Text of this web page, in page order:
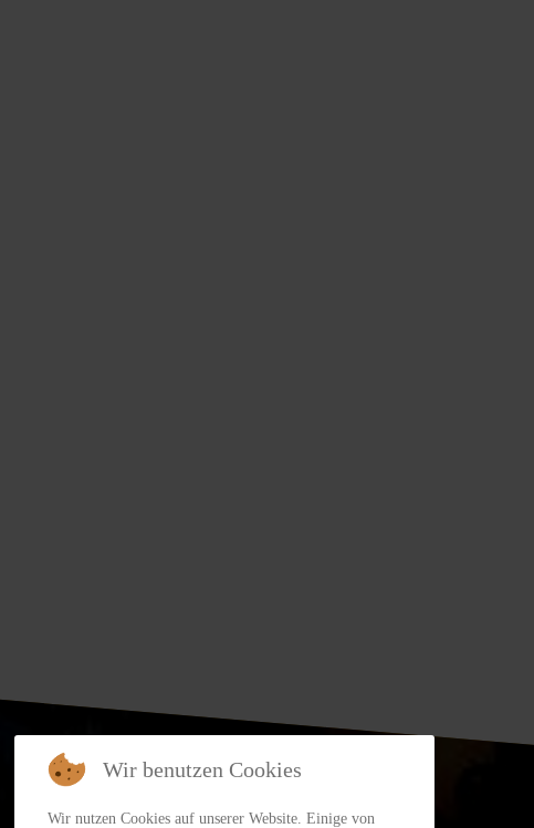
Wir benutzen Cookies
Wir nutzen Cookies auf unserer Website. Einige von